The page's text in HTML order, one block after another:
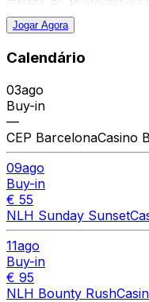
Jogar Agora
Calendário
03ago
Buy-in
—
CEP BarcelonaCasino
09ago
Buy-in
€ 55
NLH Sunday Sunset
11ago
Buy-in
€ 95
NLH Bounty Rush